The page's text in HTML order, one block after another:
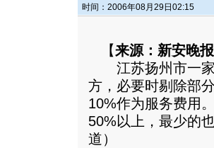
时间：2006年08月29日02:15
【来源：新安晚报
江苏扬州市一家
方，必要时剔除部
10%作为服务费用
50%以上，最少的
道）